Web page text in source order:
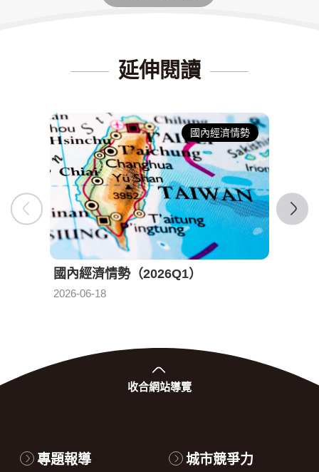
延伸閱讀
國內經濟情勢
國內經濟情勢（2026Q1）
2026-06-18
發布日期：
收合網站導覽
專題報導 城市競爭力